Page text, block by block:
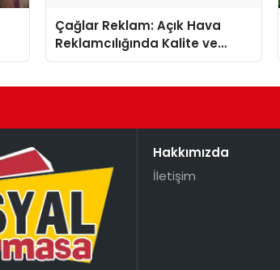
Çağlar Reklam: Açık Hava
Reklamcılığında Kalite ve
İnovasyonun Öncüsü
Hakkımızda
İletişim